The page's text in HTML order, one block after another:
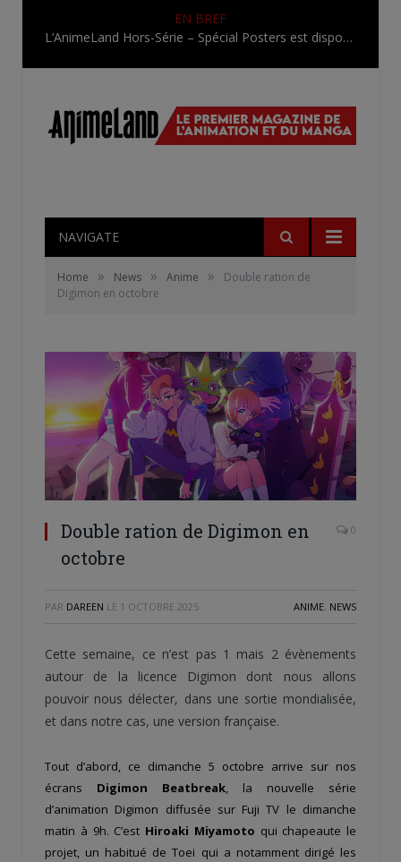
EN BREF
L’AnimeLand Hors-Série – Spécial Posters est disponible !
NAVIGATE
Home » News » Anime »
Double ration de
Digimon en octobre
Double ration de Digimon en
octobre
0
PAR DAREEN LE 1 OCTOBRE 2025 ANIME, NEWS
Cette semaine, ce n’est pas 1 mais 2 évènements
autour de la licence Digimon dont nous allons
pouvoir nous délecter, dans une sortie mondialisée,
et dans notre cas, une version française.
Tout d’abord, ce dimanche 5 octobre arrive sur nos
écrans Digimon Beatbreak, la nouvelle série
d’animation Digimon diffusée sur Fuji TV le dimanche
matin à 9h. C’est Hiroaki Miyamoto qui chapeaute le
projet, un habitué de Toei qui a notamment dirigé les